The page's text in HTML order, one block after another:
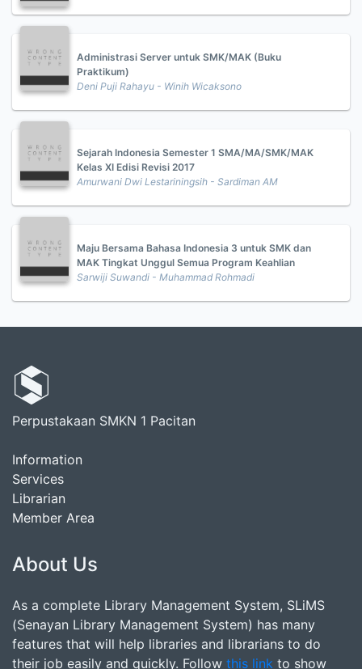
Administrasi Server untuk SMK/MAK (Buku
Praktikum)
Deni Puji Rahayu - Winih Wicaksono
Sejarah Indonesia Semester 1 SMA/MA/SMK/MAK
Kelas XI Edisi Revisi 2017
Amurwani Dwi Lestariningsih - Sardiman AM
Maju Bersama Bahasa Indonesia 3 untuk SMK dan
MAK Tingkat Unggul Semua Program Keahlian
Sarwiji Suwandi - Muhammad Rohmadi
Perpustakaan SMKN 1 Pacitan
Information
Services
Librarian
Member Area
About Us
As a complete Library Management System, SLiMS
(Senayan Library Management System) has many
features that will help libraries and librarians to do
their job easily and quickly. Follow this link to show